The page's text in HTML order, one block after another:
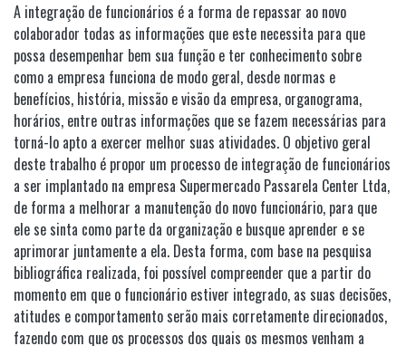
A integração de funcionários é a forma de repassar ao novo
colaborador todas as informações que este necessita para que
possa desempenhar bem sua função e ter conhecimento sobre
como a empresa funciona de modo geral, desde normas e
benefícios, história, missão e visão da empresa, organograma,
horários, entre outras informações que se fazem necessárias para
torná-lo apto a exercer melhor suas atividades. O objetivo geral
deste trabalho é propor um processo de integração de funcionários
a ser implantado na empresa Supermercado Passarela Center Ltda,
de forma a melhorar a manutenção do novo funcionário, para que
ele se sinta como parte da organização e busque aprender e se
aprimorar juntamente a ela. Desta forma, com base na pesquisa
bibliográfica realizada, foi possível compreender que a partir do
momento em que o funcionário estiver integrado, as suas decisões,
atitudes e comportamento serão mais corretamente direcionados,
fazendo com que os processos dos quais os mesmos venham a